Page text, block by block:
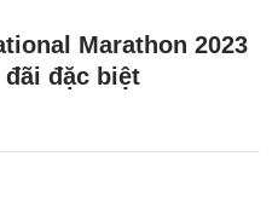
Marathon 2023
đặc biệt